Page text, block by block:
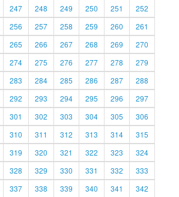
247 248 249 250 251
252
256 257 258 259 260
261
265 266 267 268 269
270
274 275 276 277 278
279
283 284 285 286 287
288
292 293 294 295 296
297
301 302 303 304 305
306
310 311 312 313 314
315
319 320 321 322 323
324
328 329 330 331 332
333
337 338 339 340 341 342